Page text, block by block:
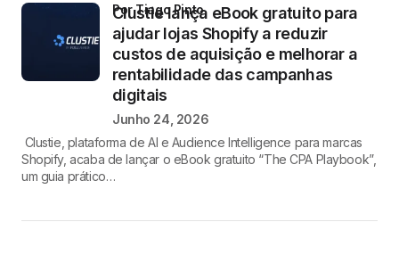
Clustie lança eBook gratuito para
ajudar lojas Shopify a reduzir
custos de aquisição e melhorar a
rentabilidade das campanhas
digitais
por Tiago Pinto
Junho 24, 2026
Clustie, plataforma de AI e Audience Intelligence para marcas
Shopify, acaba de lançar o eBook gratuito “The CPA Playbook”,
um guia prático…